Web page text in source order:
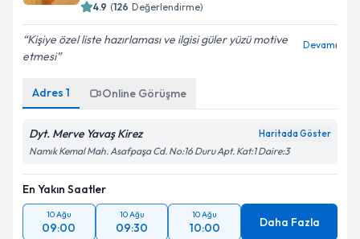
4.9 (126 Değerlendirme)
Kişiye özel liste hazırlaması ve ilgisi güler yüzü motive
etmesi
Devamı
Adres 1 Online Görüşme
Dyt. Merve Yavaş Kirez Haritada Göster
Namık Kemal Mah. Asafpaşa Cd. No:16 Duru Apt. Kat:1 Daire:3
En Yakın Saatler
10 Ağu
09:00
10 Ağu
09:30
10 Ağu
10:00 Daha Fazla